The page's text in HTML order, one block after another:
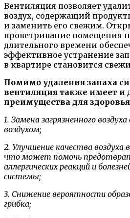
Вентиляция позволяет
воздух, содержащий
и заменить его свежим.
проветривание помещения
длительного времени
эффективное устранение
в квартире становится
Помимо удаления запаха
вентиляция также имеет и
преимущества для
1. Замена загрязненного
воздухом;
2. Улучшение качества
что может помочь
аллергических реакций и
системы;
3. Снижение вероятности
грибка;